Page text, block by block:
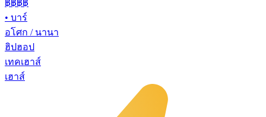
฿฿฿฿
• บาร์
อโศก / นานา
ฮิปฮอป
เทคเฮาส์
เฮาส์